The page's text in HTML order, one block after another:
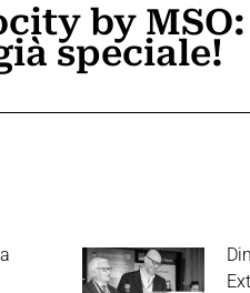
by MSO:
speciale!